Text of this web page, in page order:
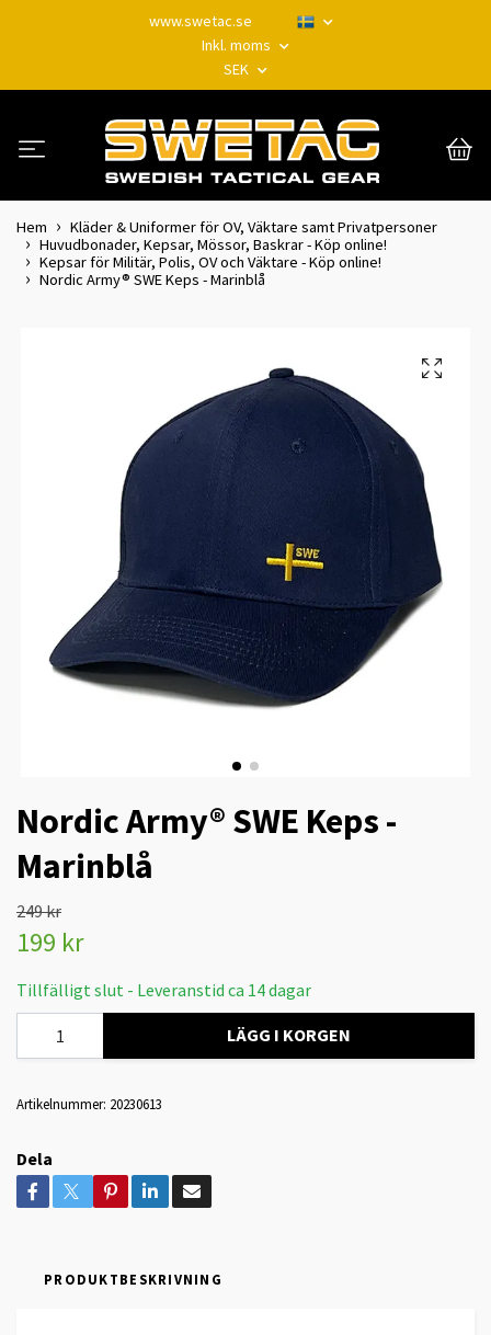
www.swetac.se
Inkl. moms
SEK
Hem
Kläder & Uniformer för OV, Väktare samt Privatpersoner
Huvudbonader, Kepsar, Mössor, Baskrar - Köp online!
Kepsar för Militär, Polis, OV och Väktare - Köp online!
Nordic Army® SWE Keps - Marinblå
Nordic Army® SWE Keps -
Marinblå
249 kr
199 kr
Tillfälligt slut - Leveranstid ca 14 dagar
LÄGG I KORGEN
Artikelnummer: 20230613
Dela
PRODUKTBESKRIVNING